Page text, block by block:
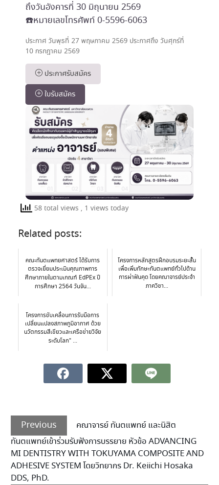
ถึงวันอังคารที่ 30 มิถุนายน 2569
☎️หมายเลขโทรศัพท์ 0-5596-6063
ประกาศ วันพุธที่ 27 พฤษภาคม 2569 ประกาศถึง วันศุกร์ที่
10 กรกฎาคม 2569
ประกาศรับสมัคร
ใบรับสมัคร
58 total views , 1 views today
Related posts:
คณะทันตแพทยศาสตร์ ได้รับการ
ตรวจเยี่ยมประเมินคุณภาพการ
ศึกษาภายในตามเกณฑ์ EdPEx ปี
การศึกษา 2564 วันจัน...
โครงการหลักสูตรฝึกอบรมระยะสั้น
เพื่อเพิ่มทักษะทันตแพทย์ทั่วไปด้าน
การผ่าฟันคุด โดยคณาจารย์ประจำ
ภาควิชา...
โครงการขับเคลื่อนการรับมือการ
เปลี่ยนแปลงสภาพภูมิอากาศ ด้วย
นวัตกรรมสีเขียวและเครือข่ายวิจัย
ระดับโลก" ...
Previous
คณาจารย์ ทันตแพทย์ และนิสิต
ทันตแพทย์เข้าร่วมรับฟังการบรรยาย หัวข้อ ADVANCING
MI DENTISTRY WITH TOKUYAMA COMPOSITE AND
ADHESIVE SYSTEM โดยวิทยากร Dr. Keiichi Hosaka
DDS, PhD.